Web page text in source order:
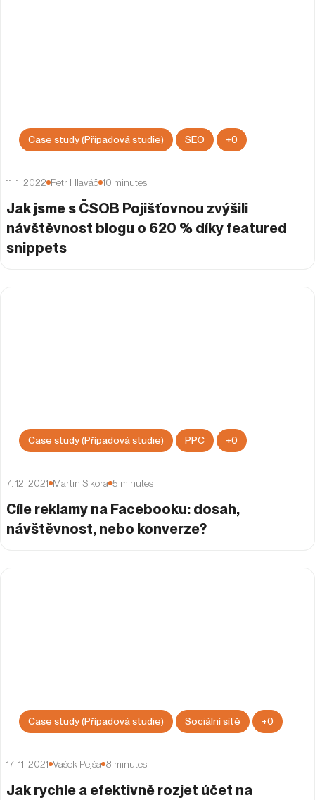
11. 1. 2022 Petr Hlaváč 10 minutes
Jak jsme s ČSOB Pojišťovnou zvýšili
návštěvnost blogu o 620 % díky featured
snippets
Case study (Případová studie) SEO +0
7. 12. 2021 Martin Sikora 5 minutes
Cíle reklamy na Facebooku: dosah,
návštěvnost, nebo konverze?
Case study (Případová studie) PPC +0
17. 11. 2021 Vašek Pejša 8 minutes
Jak rychle a efektivně rozjet účet na
Case study (Případová studie) Sociální sítě +0